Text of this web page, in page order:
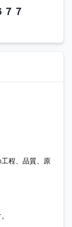
７
程、品質、原